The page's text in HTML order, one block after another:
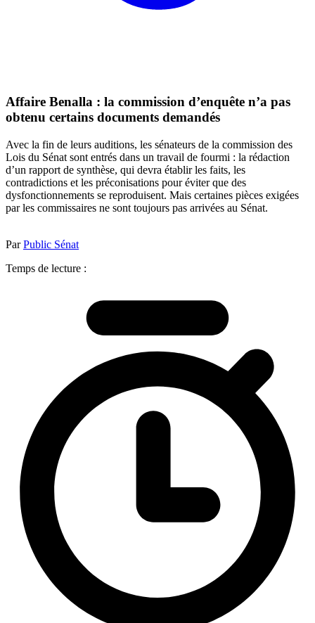
Affaire Benalla : la commission d’enquête n’a pas
obtenu certains documents demandés
Avec la fin de leurs auditions, les sénateurs de la commission des
Lois du Sénat sont entrés dans un travail de fourmi : la rédaction
d’un rapport de synthèse, qui devra établir les faits, les
contradictions et les préconisations pour éviter que des
dysfonctionnements se reproduisent. Mais certaines pièces exigées
par les commissaires ne sont toujours pas arrivées au Sénat.
ParPublic Sénat
Temps de lecture :